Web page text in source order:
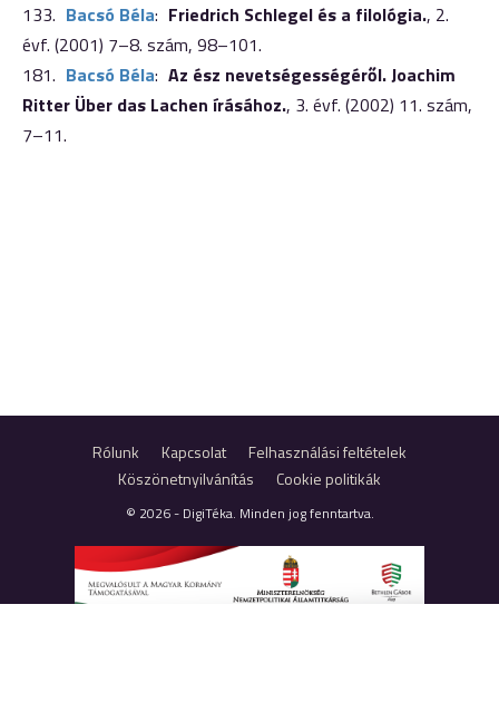
133. Bacsó Béla: Friedrich Schlegel és a filológia., 2.
évf. (2001) 7–8. szám, 98–101.
181. Bacsó Béla: Az ész nevetségességéről. Joachim
Ritter Über das Lachen írásához., 3. évf. (2002) 11. szám,
7–11.
Rólunk Kapcsolat
Felhasználási feltételek
Köszönetnyilvánítás
Cookie politikák
© 2026 - DigiTéka. Minden jog fenntartva.